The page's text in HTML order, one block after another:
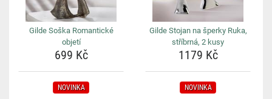
Gilde Soška Romantické
objetí
699 Kč
Gilde Stojan na šperky Ruka,
stříbrná, 2 kusy
1179 Kč
NOVINKA NOVINKA